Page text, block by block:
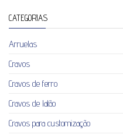
CATEGORIAS
Arruelas
Cravos
Cravos de ferro
Cravos de latão
Cravos para customização